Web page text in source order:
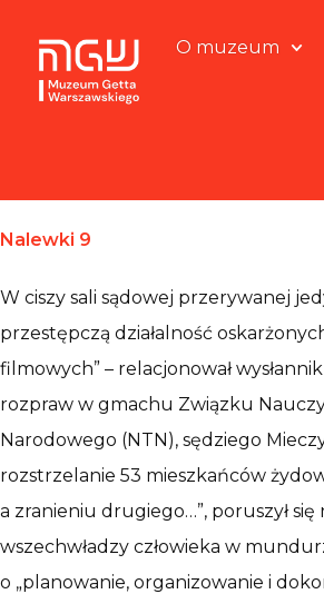
O muzeum
Nalewki 9
W ciszy sali sądowej przerywanej
przestępczą działalność
filmowych” – relacjonował
rozpraw w gmachu Związku
Narodowego (NTN), sędziego
rozstrzelanie 53 mieszkańców
a zranieniu drugiego…”, poruszył się
wszechwładzy człowieka w
o „planowanie, organizowanie i